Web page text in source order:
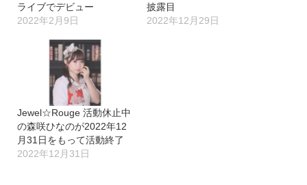
ライブでデビュー
2022年2月9日
披露目
2022年12月29日
Jewel☆Rouge 活動休止中
の森咲ひなのが2022年12
月31日をもって活動終了
2022年12月31日